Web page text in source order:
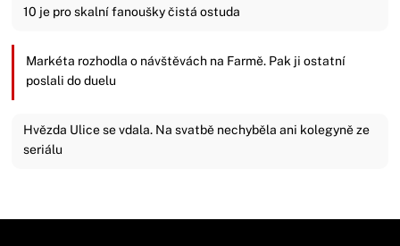
10 je pro skalní fanoušky čistá ostuda
Markéta rozhodla o návštěvách na Farmě. Pak ji ostatní
poslali do duelu
Hvězda Ulice se vdala. Na svatbě nechyběla ani kolegyně ze
seriálu